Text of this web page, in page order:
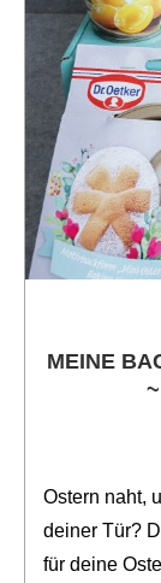
MEINE
Ostern naht,
deiner Tür?
für deine